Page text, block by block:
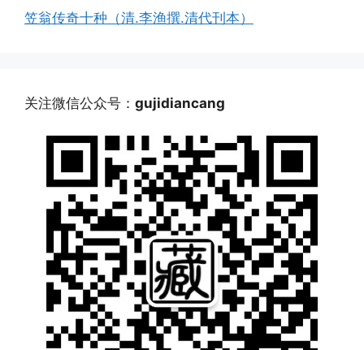
笠翁传奇十种（清.李渔撰.清代刊本）
关注微信公众号： gujidiancang